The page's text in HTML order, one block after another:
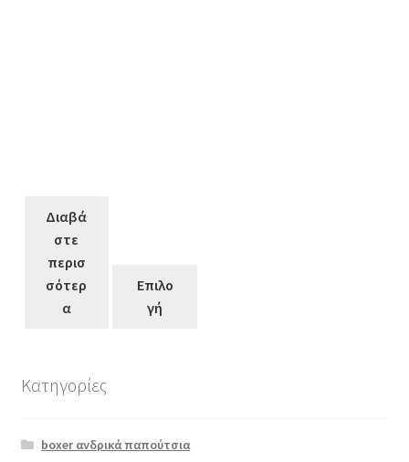
Διαβά
στε
περισ
σότερ
α
Επιλο
γή
προϊόν
Κατηγορίες
boxer ανδρικά παπούτσια